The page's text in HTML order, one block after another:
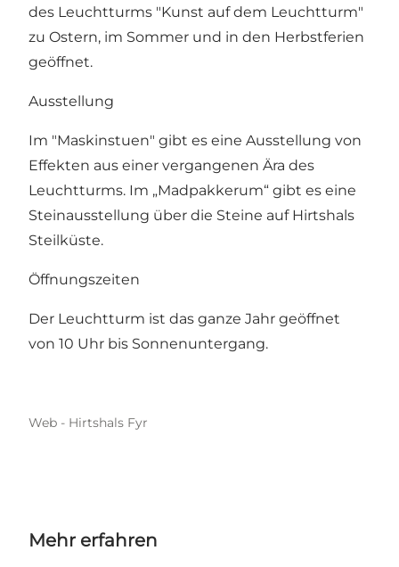
des Leuchtturms "Kunst auf dem Leuchtturm"
zu Ostern, im Sommer und in den Herbstferien
geöffnet.
Ausstellung
Im "Maskinstuen" gibt es eine Ausstellung von
Effekten aus einer vergangenen Ära des
Leuchtturms. Im „Madpakkerum“ gibt es eine
Steinausstellung über die Steine ​​auf Hirtshals
Steilküste.
Öffnungszeiten
Der Leuchtturm ist das ganze Jahr geöffnet
von 10 Uhr bis Sonnenuntergang.
Web - Hirtshals Fyr
Mehr erfahren